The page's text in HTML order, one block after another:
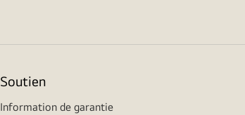
Soutien
Information de garantie